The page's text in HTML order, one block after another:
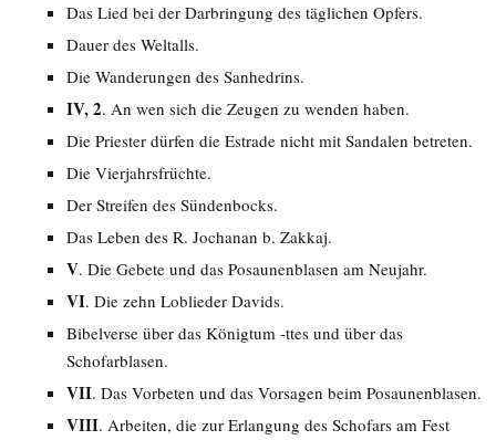
Das Lied bei der Darbringung des täglichen Opfers.
Dauer des Weltalls.
Die Wanderungen des Sanhedrins.
IV, 2. An wen sich die Zeugen zu wenden haben.
Die Priester dürfen die Estrade nicht mit Sandalen betreten.
Die Vierjahrsfrüchte.
Der Streifen des Sündenbocks.
Das Leben des R. Jochanan b. Zakkaj.
V. Die Gebete und das Posaunenblasen am Neujahr.
VI. Die zehn Loblieder Davids.
Bibelverse über das Königtum -ttes und über das
Schofarblasen.
VII. Das Vorbeten und das Vorsagen beim Posaunenblasen.
VIII. Arbeiten, die zur Erlangung des Schofars am Fest